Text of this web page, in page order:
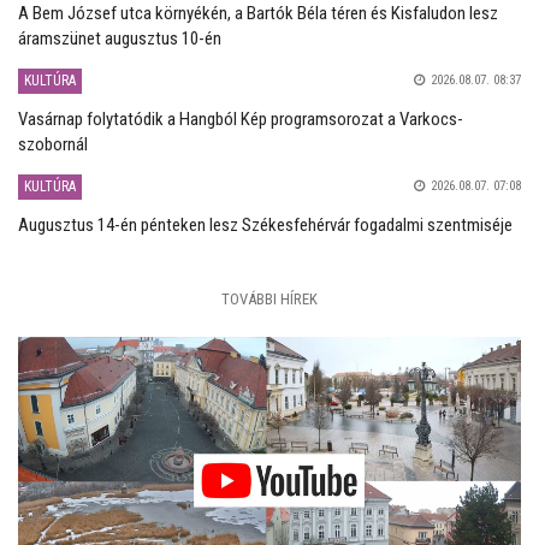
A Bem József utca környékén, a Bartók Béla téren és Kisfaludon lesz
áramszünet augusztus 10-én
KULTÚRA 2026.08.07. 08:37
Vasárnap folytatódik a Hangból Kép programsorozat a Varkocs-
szobornál
KULTÚRA 2026.08.07. 07:08
Augusztus 14-én pénteken lesz Székesfehérvár fogadalmi szentmiséje
TOVÁBBI HÍREK